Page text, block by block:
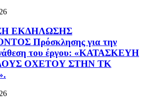
ΕΚΔΗΛΩΣΗΣ
Πρόσκλησης για την
του έργου: «ΚΑΤΑΣΚΕΥΗ
ΟΧΕΤΟΥ ΣΤΗΝ ΤΚ